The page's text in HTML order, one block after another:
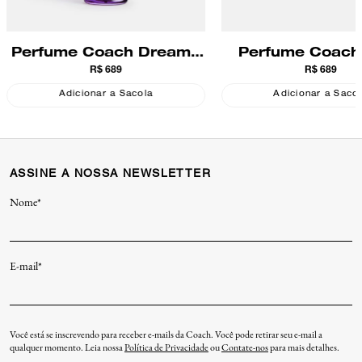
Perfume Coach Dreams
Moonlight Edp
R$ 689
Adicionar a Sacola
Perfume
Edp
R$ 689
Adicionar a
ASSINE A NOSSA NEWSLETTER
Nome*
E-mail*
Você está se inscrevendo para receber e-mails da Coach. Você pode retirar seu e-mail a
qualquer momento. Leia nossaPolítica de PrivacidadeouContate-nospara mais detalhes.